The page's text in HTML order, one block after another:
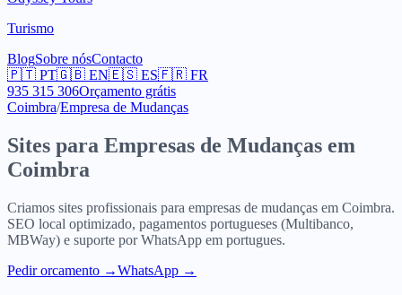
Turismo
BlogSobre nósContacto
🇵🇹 PT🇬🇧 EN🇪🇸 ES🇫🇷 FR
935 315 306Orçamento grátis
Coimbra/Empresa de Mudanças
Sites para Empresas de Mudanças em
Coimbra
Criamos sites profissionais para empresas de mudanças em Coimbra.
SEO local optimizado, pagamentos portugueses (Multibanco,
MBWay) e suporte por WhatsApp em portugues.
Pedir orcamento →WhatsApp →